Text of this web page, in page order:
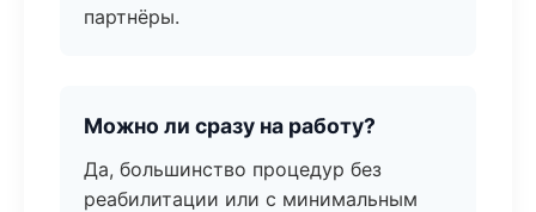
партнёры.
Можно ли сразу на работу?
Да, большинство процедур без
реабилитации или с минимальным